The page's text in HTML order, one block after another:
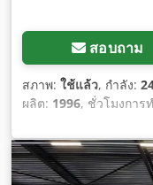
สอบถาม
สภาพ: ใช้แล้ว, กำลัง:
ผลิต: 1996, ชั่วโมงการ